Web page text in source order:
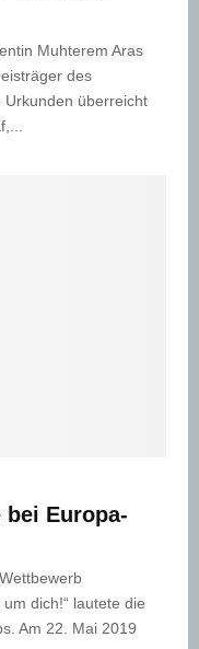
Muhterem Aras
des
Urkunden überreicht
Europa-
dich!“ lautete die
Am 22. Mai 2019